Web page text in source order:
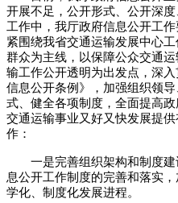
开展不足，公开形式、公开深
工作中，我厅政府信息公开工
紧围绕我省交通运输发展中心
群众为主线，以保障公众交通
输工作公开透明为出发点，深
信息公开条例》，加强组织领
式、健全各项制度，全面提高
交通运输事业又好又快发展提
作：
一是完善组织架构和制度建
息公开工作制度的完善和落实
学化、制度化发展进程。